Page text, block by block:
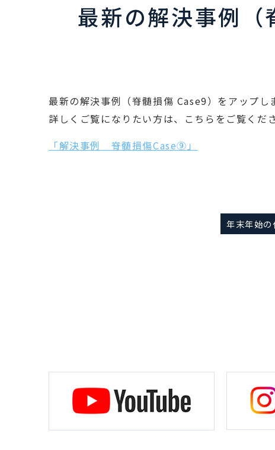
最新の解決事例（
最新の解決事例（脊髄損傷 Case9）をアップし
詳しくご覧になりたい方は、こちらをご覧くださ
「解決事例 脊髄損傷Case⑨」